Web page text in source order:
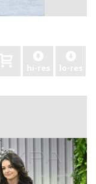
hi-res lo-res